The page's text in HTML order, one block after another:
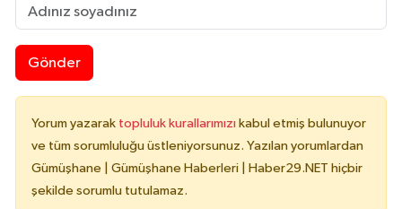
Gönder
Yorum yazarak topluluk kurallarımızı kabul etmiş bulunuyor
ve tüm sorumluluğu üstleniyorsunuz. Yazılan yorumlardan
Gümüşhane | Gümüşhane Haberleri | Haber29.NET hiçbir
şekilde sorumlu tutulamaz.